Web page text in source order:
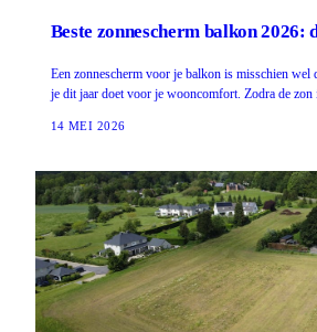
Beste zonnescherm balkon 2026:
Een zonnescherm voor je balkon is misschien wel
je dit jaar doet voor je wooncomfort. Zodra de
14 MEI 2026